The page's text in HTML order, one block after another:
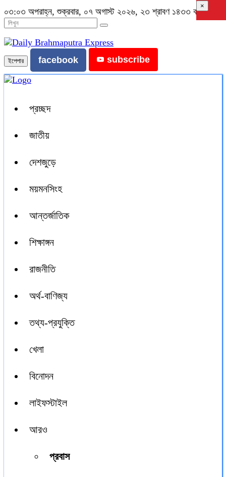
০৩:০৩ অপরাহ্ন, শুক্রবার, ০৭ অগাস্ট ২০২৬, ২৩ শ্রাবণ ১৪৩৩ বঙ্গাব্দ
ইপেপার facebook subscribe
প্রচ্ছদ
জাতীয়
দেশজুড়ে
ময়মনসিংহ
আন্তর্জাতিক
শিক্ষাঙ্গন
রাজনীতি
অর্থ-বাণিজ্য
তথ্য-প্রযুক্তি
খেলা
বিনোদন
লাইফস্টাইল
আরও
প্রবাস
×